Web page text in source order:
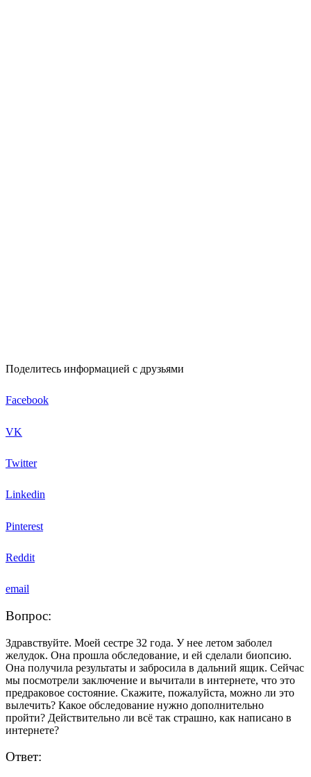
Поделитесь информацией с друзьями
Facebook
VK
Twitter
Linkedin
Pinterest
Reddit
email
Вопрос:
Здравствуйте. Моей сестре 32 года. Унее летом заболел
желудок. Она прошла обследование, и ей сделали биопсию.
Она получила результаты и забросила в дальний ящик. Сейчас
мы посмотрели заключение и вычитали в интернете, что это
предраковое состояние. Скажите, пожалуйста, можно ли это
вылечить? Какое обследование нужно дополнительно
пройти? Действительно ли всё так страшно, как написано в
интернете?
Ответ: